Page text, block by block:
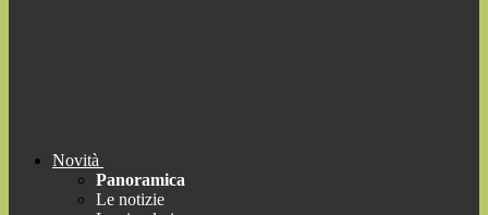
Novità
Panoramica
Le notizie